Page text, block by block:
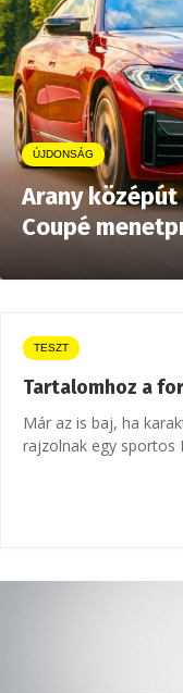
ÚJDONSÁG
Arany középút
Coupé
TESZT
Tartalomhoz a
Már az is baj, ha
rajzolnak egy sportos